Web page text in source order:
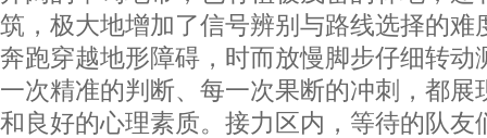
筑，极大地增加了信号辨别与路线选择的难
奔跑穿越地形障碍，时而放慢脚步仔细转动
一次精准的判断、每一次果断的冲刺，都展
和良好的心理素质。接力区内，等待的队友